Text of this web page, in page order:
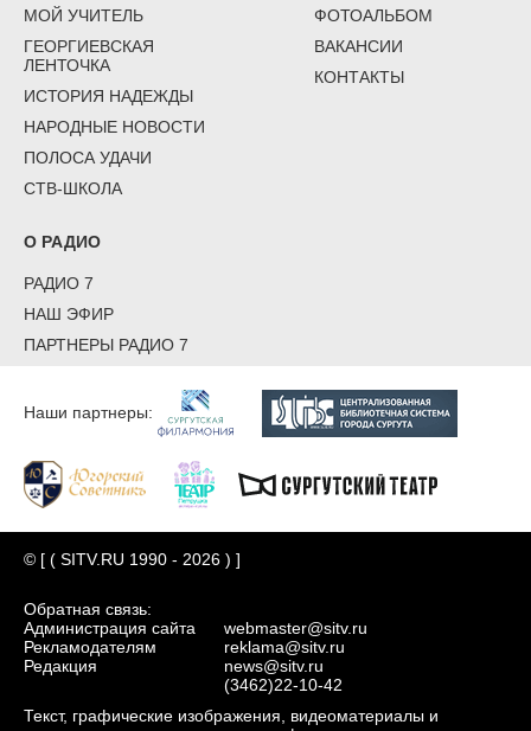
МОЙ УЧИТЕЛЬ
ГЕОРГИЕВСКАЯ
ЛЕНТОЧКА
ИСТОРИЯ НАДЕЖДЫ
НАРОДНЫЕ НОВОСТИ
ПОЛОСА УДАЧИ
СТВ-ШКОЛА
ФОТОАЛЬБОМ
ВАКАНСИИ
КОНТАКТЫ
О РАДИО
РАДИО 7
НАШ ЭФИР
ПАРТНЕРЫ РАДИО 7
Наши партнеры:
© [ ( SITV.RU 1990 - 2026 ) ]
Обратная связь:
Администрация сайта
Рекламодателям
Редакция
webmaster@sitv.ru
reklama@sitv.ru
news@sitv.ru
(3462)22-10-42
Текст, графические изображения, видеоматериалы и